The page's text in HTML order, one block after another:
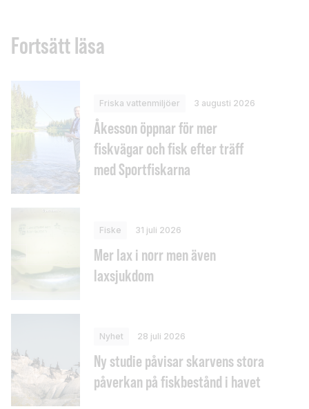
Fortsätt läsa
Friska vattenmiljöer 3 augusti 2026
Åkesson öppnar för mer
fiskvägar och fisk efter träff
med Sportfiskarna
Fiske 31 juli 2026
Mer lax i norr men även
laxsjukdom
Nyhet 28 juli 2026
Ny studie påvisar skarvens stora
påverkan på fiskbestånd i havet